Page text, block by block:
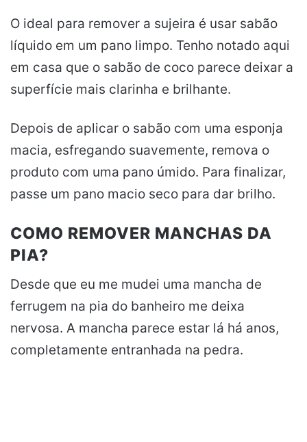
O ideal para remover a sujeira é usar sabão
líquido em um pano limpo. Tenho notado aqui
em casa que o sabão de coco parece deixar a
superfície mais clarinha e brilhante.
Depois de aplicar o sabão com uma esponja
macia, esfregando suavemente, remova o
produto com uma pano úmido. Para finalizar,
passe um pano macio seco para dar brilho.
COMO REMOVER MANCHAS DA
PIA?
Desde que eu me mudei uma mancha de
ferrugem na pia do banheiro me deixa
nervosa. A mancha parece estar lá há anos,
completamente entranhada na pedra.